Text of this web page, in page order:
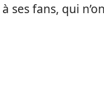
ses fans, qui